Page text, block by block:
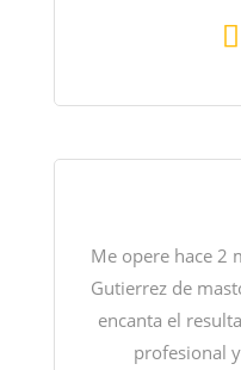
Me opere hace 2
Gutierrez de
encanta el
profesional